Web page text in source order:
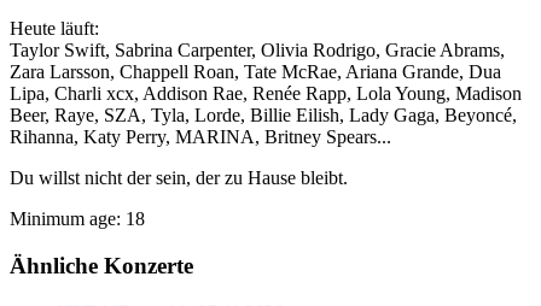
Heute läuft:
Taylor Swift, Sabrina Carpenter, Olivia Rodrigo, Gracie Abrams,
Zara Larsson, Chappell Roan, Tate McRae, Ariana Grande, Dua
Lipa, Charli xcx, Addison Rae, Renée Rapp, Lola Young, Madison
Beer, Raye, SZA, Tyla, Lorde, Billie Eilish, Lady Gaga, Beyoncé,
Rihanna, Katy Perry, MARINA, Britney Spears...
Du willst nicht der sein, der zu Hause bleibt.
Minimum age: 18
Ähnliche Konzerte